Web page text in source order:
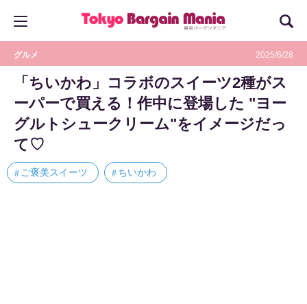
グルメ 2025/6/28
「ちいかわ」コラボのスイーツ2種がス
ーパーで買える！作中に登場した "ヨー
グルトシュークリーム"をイメージだっ
て♡
ご褒美スイーツ ちいかわ